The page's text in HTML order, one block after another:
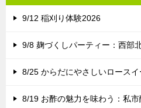
9/12 稲刈り体験2026
9/8 麹づくしパーティー：西部
8/25 からだにやさしいロース
8/19 お酢の魅力を味わう：私